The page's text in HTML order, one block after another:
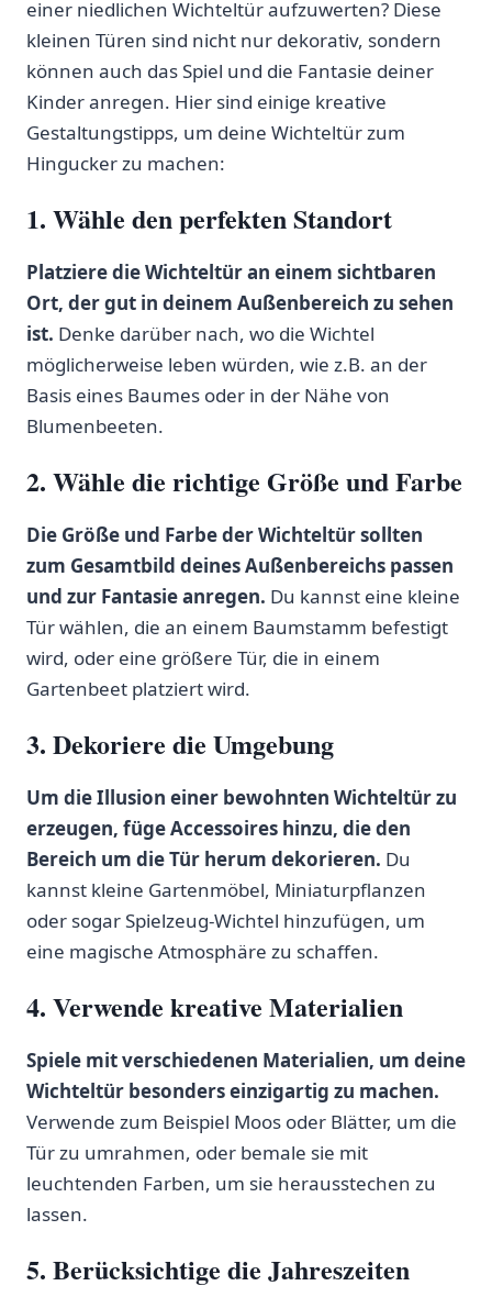
einer niedlichen Wichteltür aufzuwerten? Diese
kleinen Türen sind nicht nur dekorativ, sondern
können auch das Spiel ⁤und die Fantasie ‌deiner
Kinder anregen. Hier‍ sind einige kreative
Gestaltungstipps, um deine ⁢Wichteltür zum
‌Hingucker zu‌ machen:
1.⁢ Wähle ‌den perfekten Standort
Platziere die Wichteltür an einem sichtbaren
Ort,‍ der gut in deinem Außenbereich zu ‌sehen
‍ist. Denke darüber⁤ nach, wo die Wichtel
möglicherweise leben würden, wie z.B. an ⁣der
Basis eines ​Baumes oder in ‌der ⁣Nähe von
Blumenbeeten.
2.⁢ Wähle die richtige Größe und Farbe
Die Größe ⁤und​ Farbe der Wichteltür sollten
zum⁢ Gesamtbild deines Außenbereichs passen
und zur Fantasie anregen. Du kannst eine kleine
Tür wählen, die⁤ an einem Baumstamm ⁢befestigt
wird, oder eine größere ⁢Tür, die⁢ in ⁢einem
Gartenbeet platziert wird.
3. Dekoriere die Umgebung
Um die Illusion einer‍ bewohnten Wichteltür zu
erzeugen, füge Accessoires hinzu,⁢ die den
Bereich um die Tür herum dekorieren. Du
kannst kleine Gartenmöbel, Miniaturpflanzen
oder sogar⁢ Spielzeug-Wichtel hinzufügen, um
eine magische⁣ Atmosphäre zu schaffen.
4.‍ Verwende kreative Materialien
Spiele mit verschiedenen ​Materialien, um‌ deine
⁤Wichteltür besonders einzigartig zu machen.
Verwende zum Beispiel⁢ Moos oder Blätter, um ⁤die⁣
Tür zu‌ umrahmen, oder‍ bemale sie mit
leuchtenden Farben, um sie‌ herausstechen zu
lassen.
5. Berücksichtige die Jahreszeiten